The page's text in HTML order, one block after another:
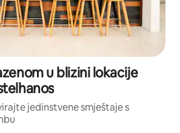
u blizini lokacije
jedinstvene smještaje s